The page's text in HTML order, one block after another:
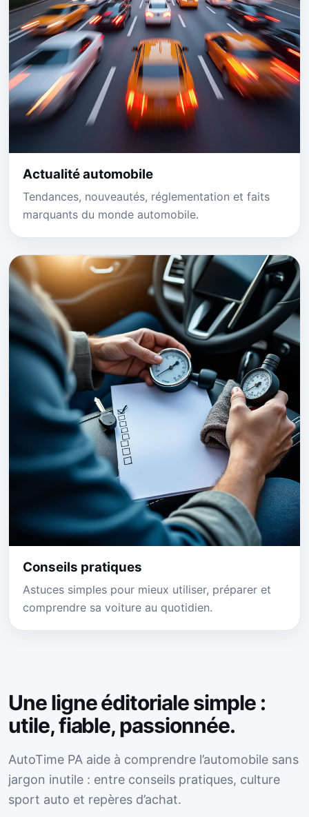
Actualité automobile
Tendances, nouveautés, réglementation et faits
marquants du monde automobile.
Conseils pratiques
Astuces simples pour mieux utiliser, préparer et
comprendre sa voiture au quotidien.
Une ligne éditoriale simple :
utile, fiable, passionnée.
AutoTime PA aide à comprendre l’automobile sans
jargon inutile : entre conseils pratiques, culture
sport auto et repères d’achat.